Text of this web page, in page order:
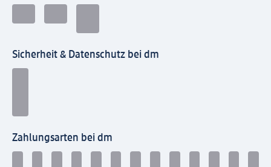
Sicherheit & Datenschutz bei dm
Zahlungsarten bei dm